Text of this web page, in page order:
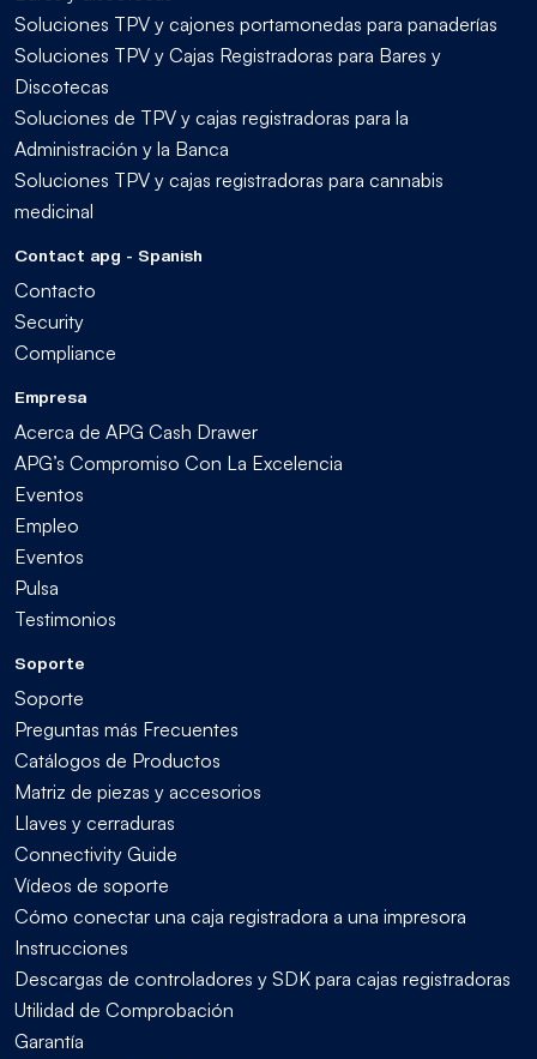
Soluciones TPV y cajones portamonedas para panaderías
Soluciones TPV y Cajas Registradoras para Bares y
Discotecas
Soluciones de TPV y cajas registradoras para la
Administración y la Banca
Soluciones TPV y cajas registradoras para cannabis
medicinal
Contact apg - Spanish
Contacto
Security
Compliance
Empresa
Acerca de APG Cash Drawer
APG’s Compromiso Con La Excelencia
Eventos
Empleo
Eventos
Pulsa
Testimonios
Soporte
Soporte
Preguntas más Frecuentes
Catálogos de Productos
Matriz de piezas y accesorios
Llaves y cerraduras
Connectivity Guide
Vídeos de soporte
Cómo conectar una caja registradora a una impresora
Instrucciones
Descargas de controladores y SDK para cajas registradoras
Utilidad de Comprobación
Garantía